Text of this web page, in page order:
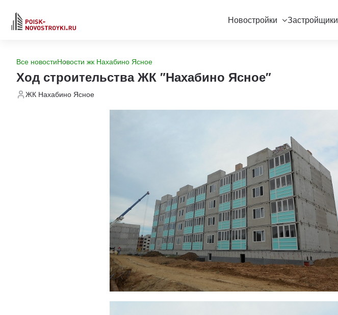
Новостройки Застройщики
Все новостиНовости жк Нахабино Ясное
Ход строительства ЖК "Нахабино Ясное"
ЖК Нахабино Ясное